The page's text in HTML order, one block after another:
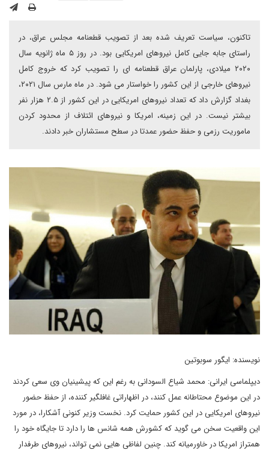
تاکنون، سیاست تعریف شده بعد از تصویب قطعنامه مجلس عراق، در
راستای جابه جایی کامل نیروهای امریکایی بود. در روز ۵ ماه ژانویه سال
۲۰۲۰ میلادی، پارلمان عراق قطعنامه ای را تصویب کرد که خروج کامل
نیروهای خارجی از این کشور را خواستار می شود. در ماه مارس سال ۲۰۲۱،
بغداد گزارش داد که تعداد نیروهای امریکایی در این کشور از ۲.۵ هزار نفر
بیشتر نیست. در این زمینه، امریکا و نیروهای ائتلاف از محدود کردن
ماموریت رزمی و حفظ حضور عمدتا در سطح مستشاران خبر دادند.
نویسنده: ایگور سوبوتین
دیپلماسی ایرانی: محمد شیاع السودانی به رغم این که پیشینیان وی سعی کردند
در این موضوع محتاطانه عمل کنند، در اظهاراتی غافلگیر کننده، از حفظ حضور
نیروهای امریکایی در این کشور حمایت کرد. نخست وزیر کنونی آشکارا، در مورد
این واقعیت سخن می گوید که کشورش همه شانس ها را دارد تا جایگاه خود را
همتراز امریکا در خاورمیانه کند. چنین لفاظی هایی نمی تواند، نیروهای طرفدار